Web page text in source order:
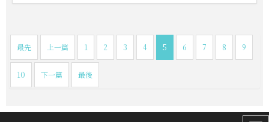
最先 上一篇 1 2 3 4 5 6 7 8 9
10 下一篇 最後